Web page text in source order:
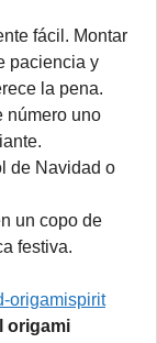
fácil. Montar
paciencia y
la pena.
número uno
de Navidad o
un copo de
festiva.
origami